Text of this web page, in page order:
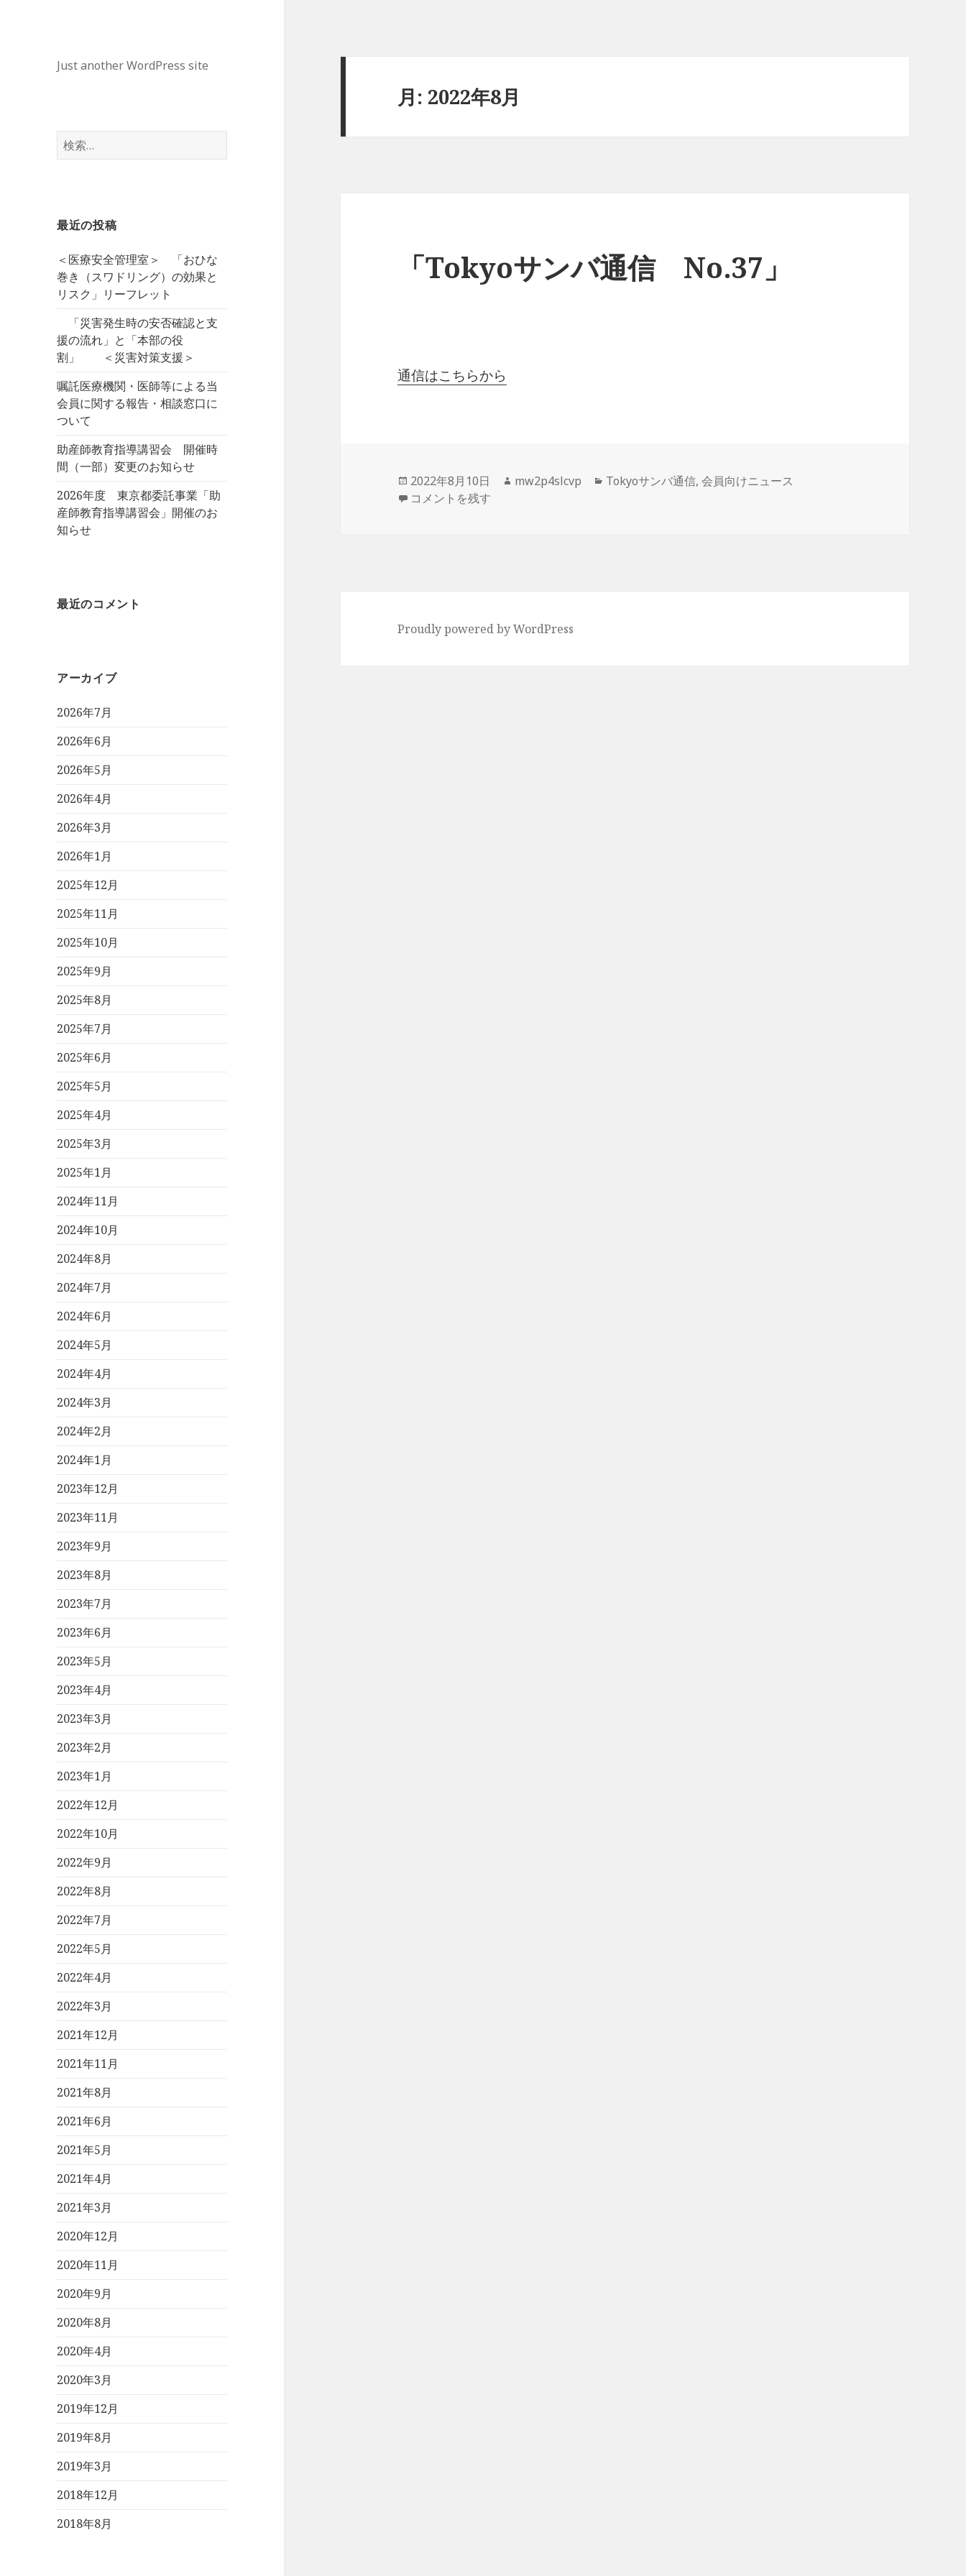
Just another WordPress site
検
索:
最近の投稿
＜医療安全管理室＞ 「おひな
巻き（スワドリング）の効果と
リスク」リーフレット
「災害発生時の安否確認と支
援の流れ」と「本部の役
割」 ＜災害対策支援＞
嘱託医療機関・医師等による当
会員に関する報告・相談窓口に
ついて
助産師教育指導講習会 開催時
間（一部）変更のお知らせ
2026年度 東京都委託事業「助
産師教育指導講習会」開催のお
知らせ
最近のコメント
アーカイブ
2026年7月
2026年6月
2026年5月
2026年4月
2026年3月
2026年1月
2025年12月
2025年11月
2025年10月
2025年9月
2025年8月
2025年7月
2025年6月
2025年5月
2025年4月
2025年3月
2025年1月
2024年11月
2024年10月
2024年8月
2024年7月
2024年6月
2024年5月
2024年4月
2024年3月
2024年2月
2024年1月
2023年12月
2023年11月
2023年9月
2023年8月
2023年7月
2023年6月
2023年5月
2023年4月
2023年3月
2023年2月
2023年1月
2022年12月
2022年10月
2022年9月
2022年8月
2022年7月
2022年5月
2022年4月
2022年3月
2021年12月
2021年11月
2021年8月
2021年6月
2021年5月
2021年4月
2021年3月
2020年12月
2020年11月
2020年9月
2020年8月
2020年4月
2020年3月
2019年12月
2019年8月
2019年3月
2018年12月
2018年8月
月: 2022年8月
「Tokyoサンバ通信 No.37」
通信はこちらから
投
稿
2022年8月10日
作
mw2p4slcvp
カ
Tokyoサンバ通信,会員向けニュース
「Tokyoサンバ通信 No.37」 に
コメントを残す
Proudly powered by WordPress